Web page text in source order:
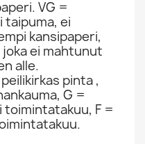
VG =
taipuma, ei
kansipaperi,
ei mahtunut
alle.
pinta ,
G =
toimintatakuu, F =